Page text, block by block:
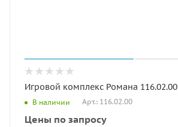
Игровой комплекс Романа 116.02.00
В наличии Арт.: 116.02.00
Цены по запросу